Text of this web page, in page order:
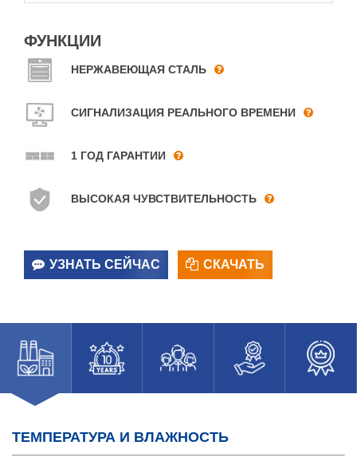
ФУНКЦИИ
НЕРЖАВЕЮЩАЯ СТАЛЬ
СИГНАЛИЗАЦИЯ РЕАЛЬНОГО ВРЕМЕНИ
1 ГОД ГАРАНТИИ
ВЫСОКАЯ ЧУВСТВИТЕЛЬНОСТЬ
УЗНАТЬ СЕЙЧАС СКАЧАТЬ
ТЕМПЕРАТУРА И ВЛАЖНОСТЬ